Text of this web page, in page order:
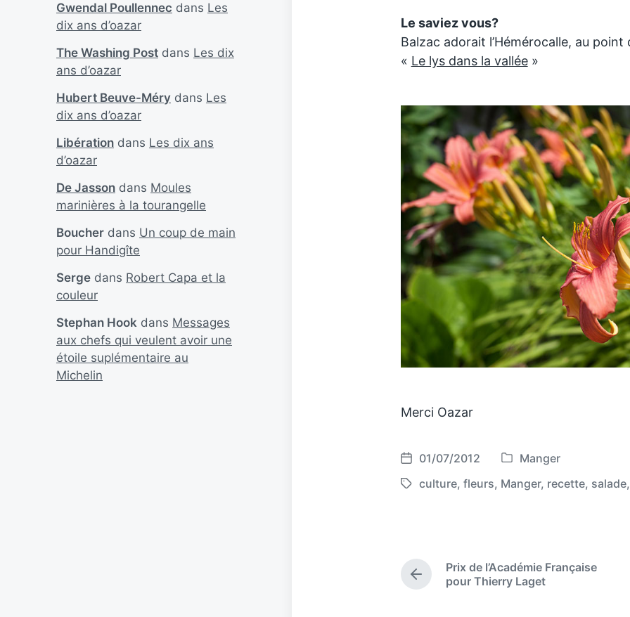
Gwendal Poullennec dans Les
dix ans d’oazar
The Washing Post dans Les dix
ans d’oazar
Hubert Beuve-Méry dans Les
dix ans d’oazar
Libération dans Les dix ans
d’oazar
De Jasson dans Moules
marinières à la tourangelle
Boucher dans Un coup de main
pour Handigîte
Serge dans Robert Capa et la
couleur
Stephan Hook dans Messages
aux chefs qui veulent avoir une
étoile suplémentaire au
Michelin
Le saviez vous?
Balzac adorait l’Hémérocalle, au point
« Le lys dans la vallée»
Merci Oazar
P
o
t
e
01/07/2012
P
o
i
n
Manger
T
d
w
culture, fleurs, Manger, recette, salade
P
r
Prix de l’Académie Française
pour Thierry Laget